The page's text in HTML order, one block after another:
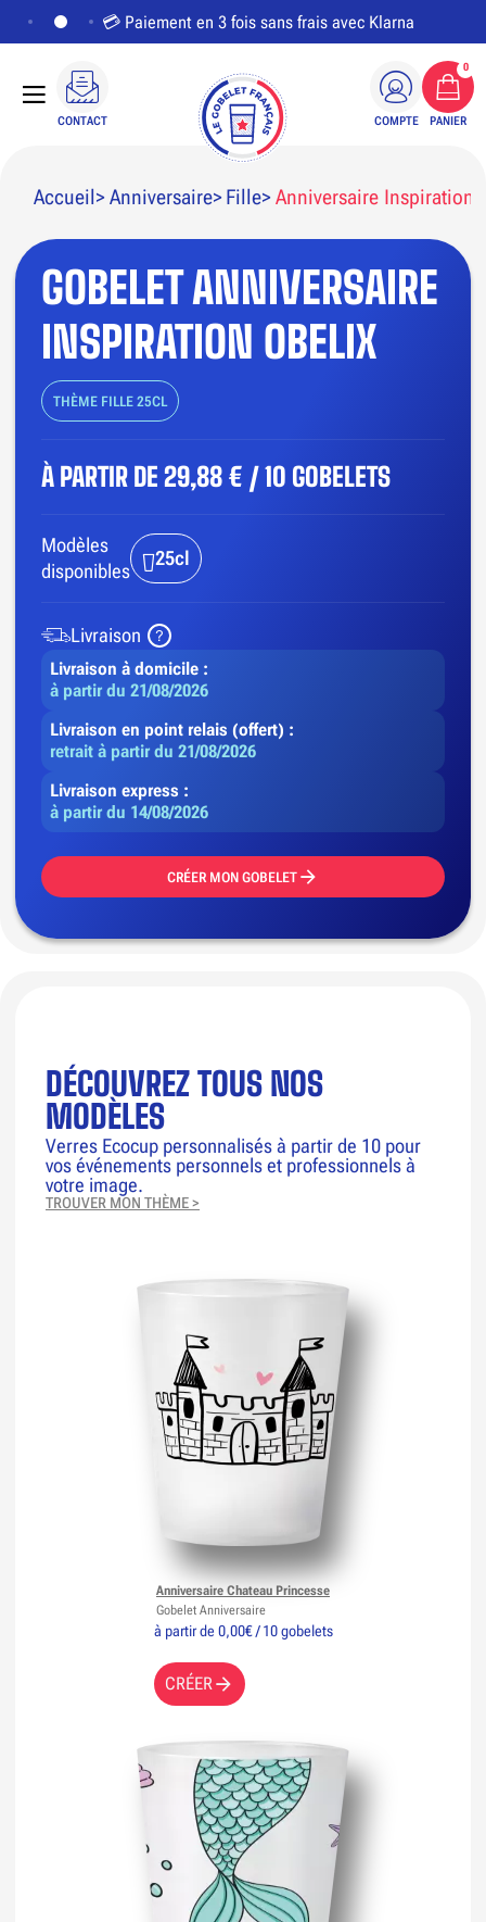
💳 Paiement en 3 fois sans frais avec Klarna
CONTACT COMPTE PANIER
0
Accueil Anniversaire Fille Anniversaire Inspiration
PERSONNALISER LE VISUEL
GOBELET ANNIVERSAIRE
INSPIRATION OBELIX
THÈME FILLE 25CL
À PARTIR DE 29,88 € / 10 GOBELETS
Modèles
disponibles
25cl
Livraison
Livraison à domicile :
à partir du 21/08/2026
Livraison en point relais (offert) :
retrait à partir du 21/08/2026
Livraison express :
à partir du 14/08/2026
CRÉER MON GOBELET
DÉCOUVREZ TOUS NOS
MODÈLES
Verres Ecocup personnalisés à partir de 10 pour
vos événements personnels et professionnels à
votre image.
TROUVER MON THÈME >
à partir de 0,00€ / 10 gobelets
CRÉER
Anniversaire Chateau Princesse
Gobelet Anniversaire